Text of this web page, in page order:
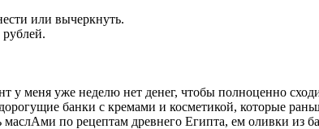
или вычеркнуть.
меня уже неделю нет денег, чтобы полноценно
банки с кремами и косметикой, которые
по рецептам древнего Египта, ем оливки из